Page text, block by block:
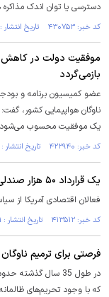
دسترسی یا توان اندک
کد خبر: ۴۳۰۷۵۳ تاریخ انتشار : ۱۳۹۵/۱۲/۱۲
موفقیت دولت در کاهش
بازمی‌گردد
عضو کمیسیون برنامه و
ناوگان هواپیمایی کشور،
یک موفقیت محسوب
کد خبر: ۴۲۲۹۴۰ تاریخ انتشار : ۱۳۹۵/۱۱/۰۸
یک قرارداد ۵۰ هزار صندلی، ۸ هزار شغل
فعالان اقتصادی آمریکا از
کد خبر: ۴۱۳۵۱۲ تاریخ انتشار : ۱۳۹۵/۰۹/۲۱
فرصتی برای ترمیم
که با وجود تحریم‌های